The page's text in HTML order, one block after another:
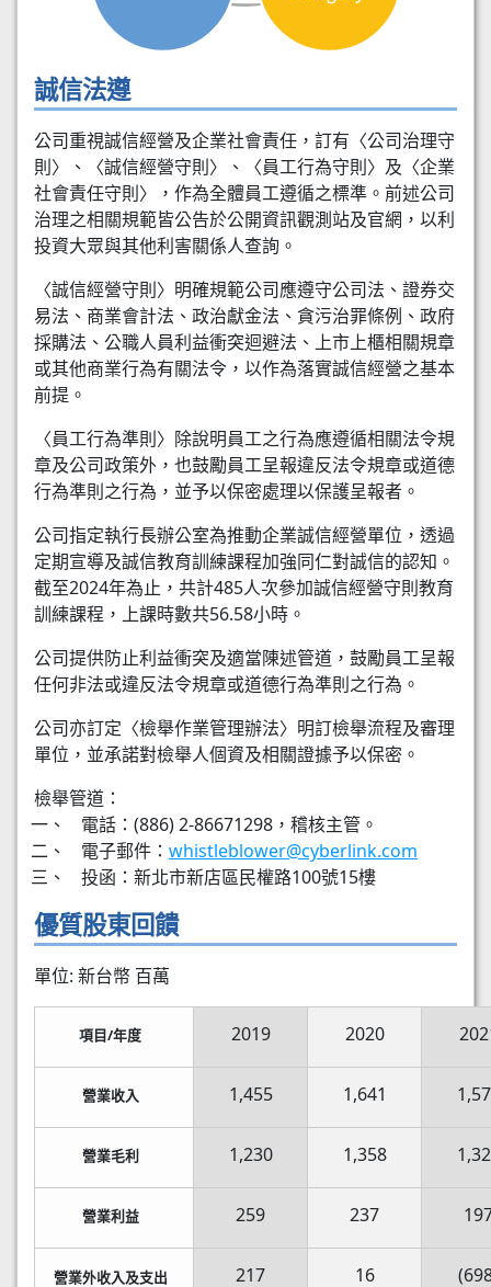
誠信法遵
公司重視誠信經營及企業社會責任，訂有〈公司治理守
則〉、〈誠信經營守則〉、〈員工行為守則〉及〈企業
社會責任守則〉，作為全體員工遵循之標準。前述公司
治理之相關規範皆公告於公開資訊觀測站及官網，以利
投資大眾與其他利害關係人查詢。
〈誠信經營守則〉明確規範公司應遵守公司法、證券交
易法、商業會計法、政治獻金法、貪污治罪條例、政府
採購法、公職人員利益衝突迴避法、上市上櫃相關規章
或其他商業行為有關法令，以作為落實誠信經營之基本
前提。
〈員工行為準則〉除說明員工之行為應遵循相關法令規
章及公司政策外，也鼓勵員工呈報違反法令規章或道德
行為準則之行為，並予以保密處理以保護呈報者。
公司指定執行長辦公室為推動企業誠信經營單位，透過
定期宣導及誠信教育訓練課程加強同仁對誠信的認知。
截至2024年為止，共計485人次參加誠信經營守則教育
訓練課程，上課時數共56.58小時。
公司提供防止利益衝突及適當陳述管道，鼓勵員工呈報
任何非法或違反法令規章或道德行為準則之行為。
公司亦訂定〈檢舉作業管理辦法〉明訂檢舉流程及審理
單位，並承諾對檢舉人個資及相關證據予以保密。
檢舉管道：
電話：(886) 2-86671298，稽核主管。
電子郵件： whistleblower@cyberlink.com
投函：新北市新店區民權路100號15樓
優質股東回饋
單位: 新台幣 百萬
項目/年度
營業收入
營業毛利
營業利益
營業外收入及支出
2019
1,455
1,230
259
217
2020
1,641
1,358
237
16